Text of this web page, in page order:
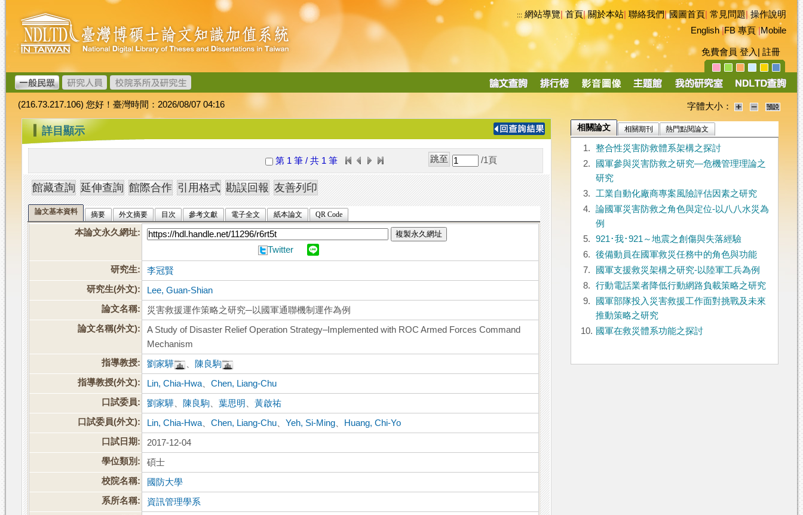
跳
到
主
要
內
容
臺
灣
博
碩
士
論
文
加
值
系
統
::: 網站導覽|首頁|關於本站 聯絡我們|國圖首頁 常見問題|操作說明
English|FB 專頁|Mobile
免費會員 登入 註冊
導
(216.73.217.106) 您好！臺灣時間：2026/08/07 04:16 字體大小：
::: 詳目顯示
第 1 筆 / 共 1 筆 /1 頁
論文基本資料 摘要 外文摘要 目次 參考文獻 電子全文 紙本論文 QR Code
本論文永久網址: 複製永久網址
Twitter
研究生:
李冠賢
研究生(外文):
Lee, Guan-Shian
論文名稱:
災害救援運作策略之研究─以國軍通聯機制運作為例
論文名稱(外文):
A Study of Disaster Relief Operation Strategy–Implemented with ROC Armed Forces Command
Mechanism
指導教授:
劉家驊
陳良駒
指導教授(外文):
Lin, Chia-Hwa 、Chen, Liang-Chu
口試委員:
劉家驊 陳良駒 、葉思明 、黃啟祐
口試委員(外文):
Lin, Chia-Hwa 、Chen, Liang-Chu 、Yeh, Si-Ming
Huang, Chi-Yo
口試日期:
2017-12-04
學位類別:
碩士
校院名稱:
國防大學
系所名稱:
資訊管理學系
相關論文 相關期刊 熱門點閱論文
1.
整合性災害防救體系架構之探討
2.
國軍參與災害防救之研究―危機管理理論之
研究
3.
工業自動化廠商專案風險評估因素之研究
4.
論國軍災害防救之角色與定位-以八八水災為
例
5.
921･我･921～地震之創傷與失落經驗
6.
後備動員在國軍救災任務中的角色與功能
7.
國軍支援救災架構之研究-以陸軍工兵為例
8.
行動電話業者降低行動網路負載策略之研究
9.
國軍部隊投入災害救援工作面對挑戰及未來
推動策略之研究
10. 國軍在救災體系功能之探討